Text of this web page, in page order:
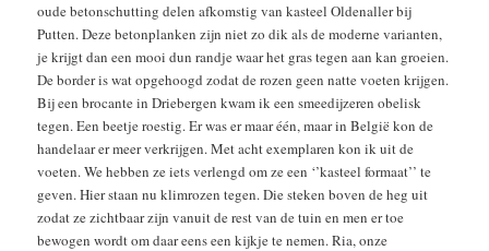
oude betonschutting delen afkomstig van kasteel Oldenaller bij
Putten. Deze betonplanken zijn niet zo dik als de moderne varianten,
je krijgt dan een mooi dun randje waar het gras tegen aan kan groeien.
De border is wat opgehoogd zodat de rozen geen natte voeten krijgen.
Bij een brocante in Driebergen kwam ik een smeedijzeren obelisk
tegen. Een beetje roestig. Er was er maar één, maar in België kon de
handelaar er meer verkrijgen. Met acht exemplaren kon ik uit de
voeten. We hebben ze iets verlengd om ze een ‘’kasteel formaat’’ te
geven. Hier staan nu klimrozen tegen. Die steken boven de heg uit
zodat ze zichtbaar zijn vanuit de rest van de tuin en men er toe
bewogen wordt om daar eens een kijkje te nemen. Ria, onze